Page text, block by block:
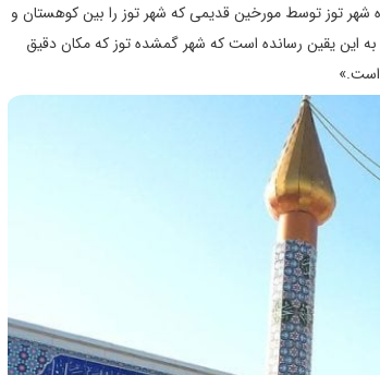
توز توسط مورخین قدیمی که شهر توز را بین کوهستان و
این یقین رسانده است که شهر گمشده توز که مکان دقیق
است.»